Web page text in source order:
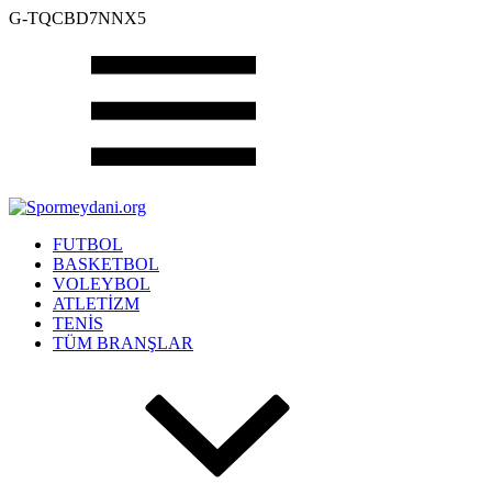
G-TQCBD7NNX5
FUTBOL
BASKETBOL
VOLEYBOL
ATLETİZM
TENİS
TÜM BRANŞLAR